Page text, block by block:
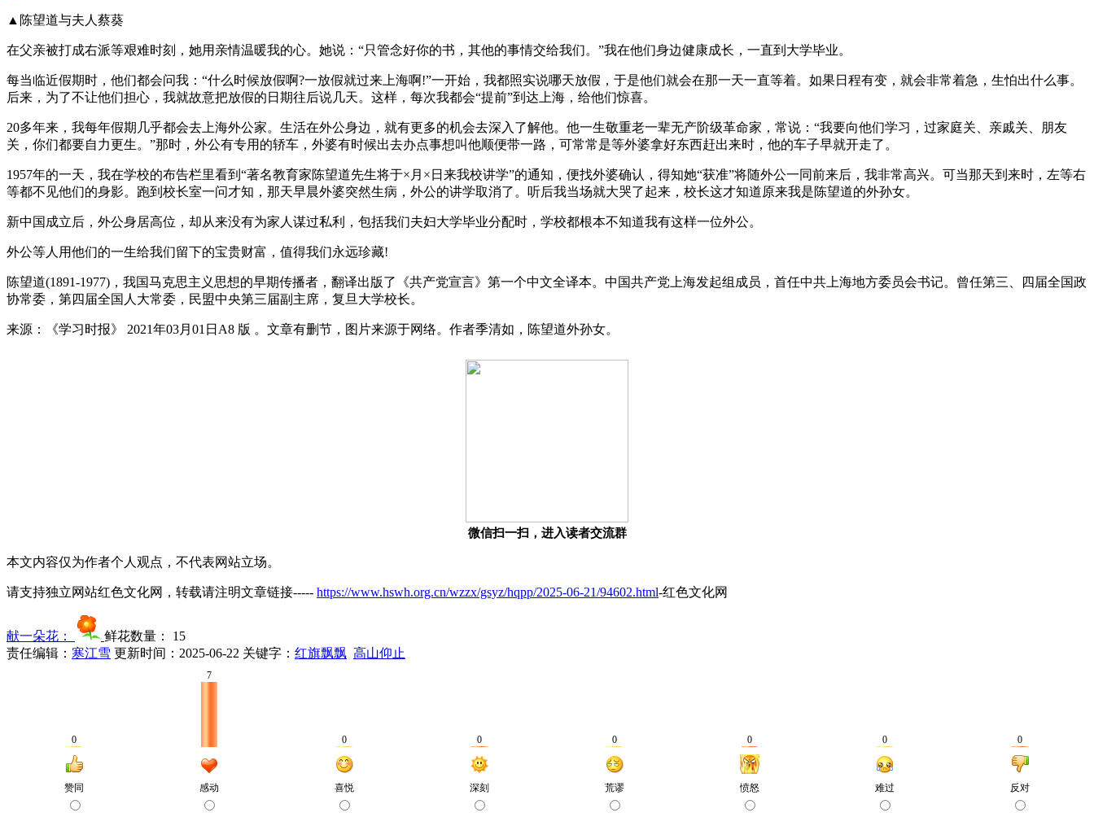
▲陈望道与夫人蔡葵
在父亲被打成右派等艰难时刻，她用亲情温暖我的心。她说：“只管念好你的书，其他的事情交给我们。”我在他们身边健康成长，一直到大学毕业。
每当临近假期时，他们都会问我：“什么时候放假啊?一放假就过来上海啊!”一开始，我都照实说哪天放假，于是他们就会在那一天一直等着。如果日程有变，就会非常着急，生怕出什么事。
后来，为了不让他们担心，我就故意把放假的日期往后说几天。这样，每次我都会“提前”到达上海，给他们惊喜。
20多年来，我每年假期几乎都会去上海外公家。生活在外公身边，就有更多的机会去深入了解他。他一生敬重老一辈无产阶级革命家，常说：“我要向他们学习，过家庭关、亲戚关、朋友
关，你们都要自力更生。”那时，外公有专用的轿车，外婆有时候出去办点事想叫他顺便带一路，可常常是等外婆拿好东西赶出来时，他的车子早就开走了。
1957年的一天，我在学校的布告栏里看到“著名教育家陈望道先生将于×月×日来我校讲学”的通知，便找外婆确认，得知她“获准”将随外公一同前来后，我非常高兴。可当那天到来时，左等右
等都不见他们的身影。跑到校长室一问才知，那天早晨外婆突然生病，外公的讲学取消了。听后我当场就大哭了起来，校长这才知道原来我是陈望道的外孙女。
新中国成立后，外公身居高位，却从来没有为家人谋过私利，包括我们夫妇大学毕业分配时，学校都根本不知道我有这样一位外公。
外公等人用他们的一生给我们留下的宝贵财富，值得我们永远珍藏!
陈望道(1891-1977)，我国马克思主义思想的早期传播者，翻译出版了《共产党宣言》第一个中文全译本。中国共产党上海发起组成员，首任中共上海地方委员会书记。曾任第三、四届全国政
协常委，第四届全国人大常委，民盟中央第三届副主席，复旦大学校长。
来源：《学习时报》 2021年03月01日A8 版 。文章有删节，图片来源于网络。作者季清如，陈望道外孙女。
微信扫一扫，进入读者交流群
本文内容仅为作者个人观点，不代表网站立场。
请支持独立网站红色文化网，转载请注明文章链接----- https://www.hswh.org.cn/wzzx/gsyz/hqpp/2025-06-21/94602.html-红色文化网
献一朵花： 鲜花数量： 15
责任编辑： 寒江雪 更新时间：2025-06-22 关键字： 红旗飘飘 高山仰止